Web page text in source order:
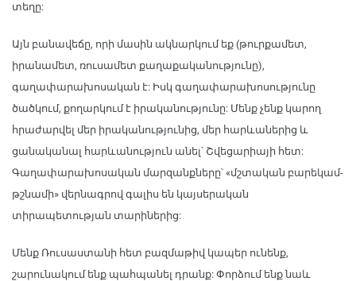
տեղը:
Այն բանավեճը, որի մասին ակնարկում եք (թուրքամետ,
իրանամետ, ռուսամետ քաղաքականությունը),
գաղափարախոսական է: Իսկ գաղափարախոսությունը
ծածկում, քողարկում է իրականությունը: Մենք չենք կարող
հրաժարվել մեր իրականությունից, մեր հարևաներից և
ցանականալ հարևանություն անել՝ Շվեցարիայի հետ:
Գաղափարախոսական մարզանքները՝ «մշտական բարեկամ-
թշնամի» վերնագրով գալիս են կայսերական
տիրապետության տարիներից:
Մենք Ռուսաստանի հետ բազմաթիվ կապեր ունենք,
շարունակում ենք պահպանել դրանք: Փորձում ենք նաև